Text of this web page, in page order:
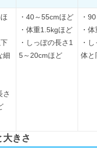
細
さ
・40～55cmほど
・体重1.5kgほど
・しっぽの長さ1
5～20cmほど
・
・
・
体と
大きさ